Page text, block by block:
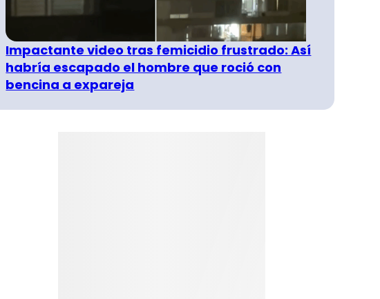
Impactante video tras femicidio frustrado: Así
habría escapado el hombre que roció con
bencina a expareja